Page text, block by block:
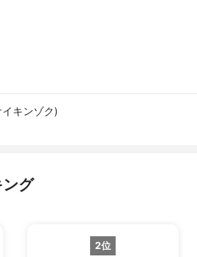
キンゾク)
グ
2位